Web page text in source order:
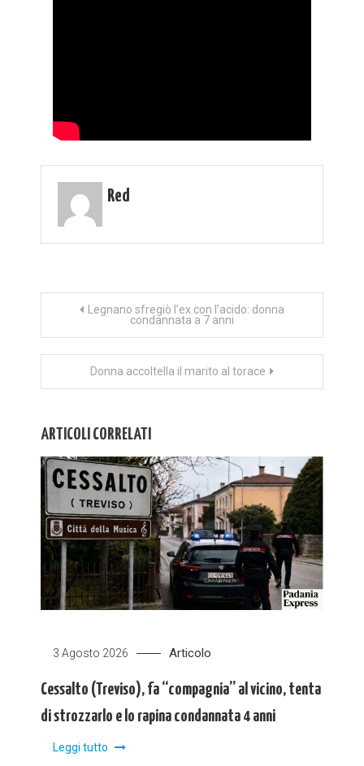
Red
Navigazione
articoli
Legnano sfregiò l’ex con l’acido: donna
condannata a 7 anni
Donna accoltella il marito al torace
ARTICOLI CORRELATI
3 Agosto 2026 Articolo
Cessalto (Treviso), fa “compagnia” al vicino, tenta
di strozzarlo e lo rapina condannata 4 anni
Leggi tutto